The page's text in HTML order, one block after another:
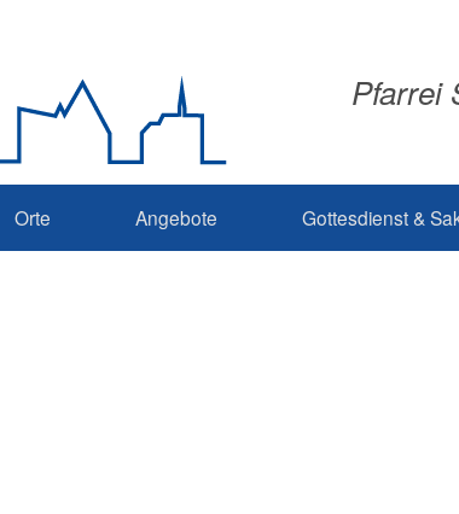
Pfarrei
Orte Angebote Gottesdienst &